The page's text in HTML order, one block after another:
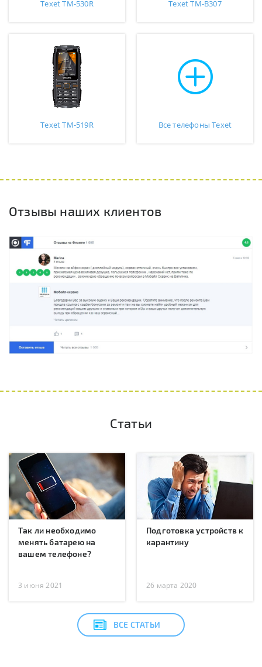
Texet TM-530R Texet TM-B307
Texet TM-519R Все телефоны Texet
Отзывы наших клиентов
Статьи
Так ли необходимо
менять батарею на
вашем телефоне?
3 июня 2021
Подготовка устройств к
карантину
26 марта 2020
ВСЕ СТАТЬИ